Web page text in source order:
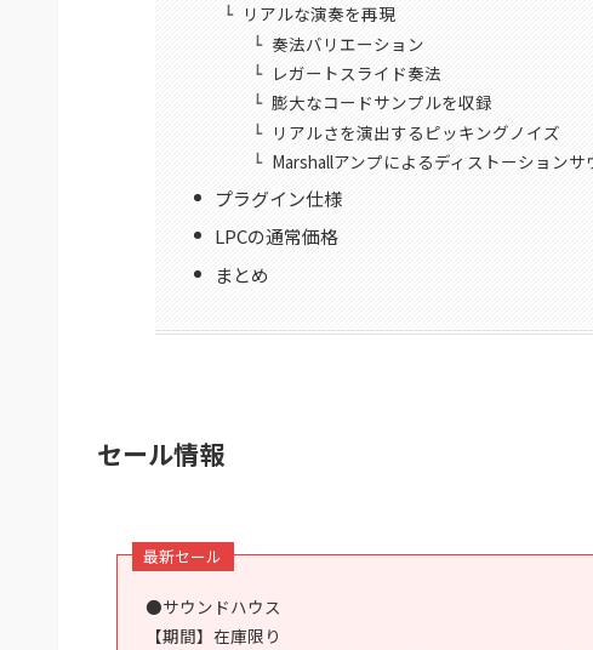
リアルな演奏を再現
奏法バリエーション
レガートスライド奏法
膨大なコードサンプルを収録
リアルさを演出するピッキングノイズ
Marshallアンプによるディストーション
プラグイン仕様
LPCの通常価格
まとめ
セール情報
最新セール
●サウンドハウス
【期間】在庫限り